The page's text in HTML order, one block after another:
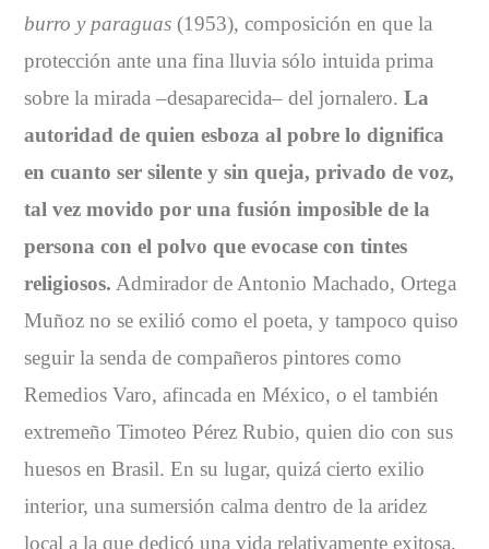
burro y paraguas (1953), composición en que la
protección ante una fina lluvia sólo intuida prima
sobre la mirada –desaparecida– del jornalero.La
autoridad de quien esboza al pobre lo dignifica
en cuanto ser silente y sin queja, privado de voz,
tal vez movido por una fusión imposible de la
persona con el polvo que evocase con tintes
religiosos. Admirador de Antonio Machado, Ortega
Muñoz no se exilió como el poeta, y tampoco quiso
seguir la senda de compañeros pintores como
Remedios Varo, afincada en México, o el también
extremeño Timoteo Pérez Rubio, quien dio con sus
huesos en Brasil. En su lugar, quizá cierto exilio
interior, una sumersión calma dentro de la aridez
local a la que dedicó una vida relativamente exitosa,